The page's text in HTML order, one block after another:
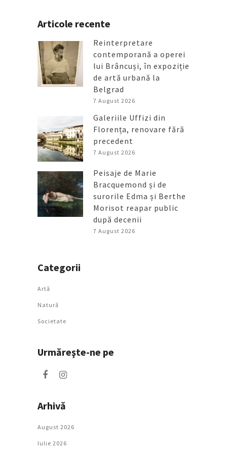
Articole recente
Reinterpretare
contemporană a operei
lui Brâncuși, în expoziție
de artă urbană la
Belgrad
7 August 2026
Galeriile Uffizi din
Florența, renovare fără
precedent
7 August 2026
Peisaje de Marie
Bracquemond și de
surorile Edma și Berthe
Morisot reapar public
după decenii
7 August 2026
Categorii
Artǎ
Natură
Societate
Urmăreşte-ne pe
Arhivă
August 2026
Iulie 2026